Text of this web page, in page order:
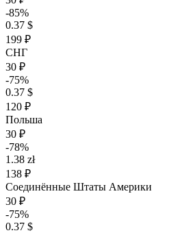
-85%
0.37 $
199 ₽
СНГ
30 ₽
-75%
0.37 $
120 ₽
Польша
30 ₽
-78%
1.38 zł
138 ₽
Соединённые Штаты Америки
30 ₽
-75%
0.37 $